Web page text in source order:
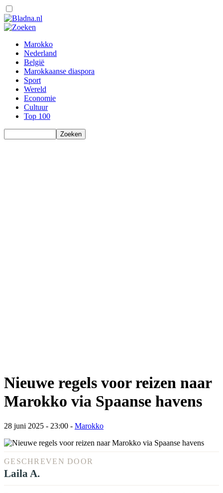
Marokko
Nederland
België
Marokkaanse diaspora
Sport
Wereld
Economie
Cultuur
Top 100
Nieuwe regels voor reizen naar
Marokko via Spaanse havens
28 juni 2025 - 23:00 - Marokko
GESCHREVEN DOOR
Laila A.